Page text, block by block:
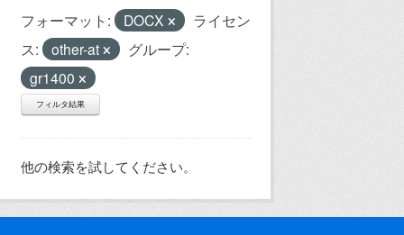
フォーマット: DOCX
ライセン
ス:
other-at
グループ:
gr1400
フィルタ結果
他の検索を試してください。